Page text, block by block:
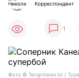
Корреспондент
1
Фото ©️ Tengrinews.kz /